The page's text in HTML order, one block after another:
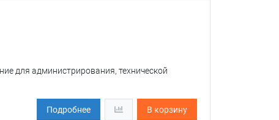
для администрирования, технической
Подробнее В корзину